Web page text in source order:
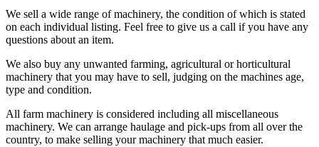
We sell a wide range of machinery, the condition of which is stated
on each individual listing. Feel free to give us a call if you have any
questions about an item.
We also buy any unwanted farming, agricultural or horticultural
machinery that you may have to sell, judging on the machines age,
type and condition.
All farm machinery is considered including all miscellaneous
machinery. We can arrange haulage and pick-ups from all over the
country, to make selling your machinery that much easier.